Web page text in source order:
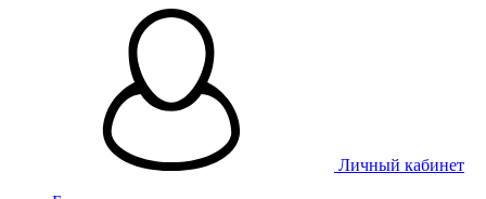
Личный кабинет